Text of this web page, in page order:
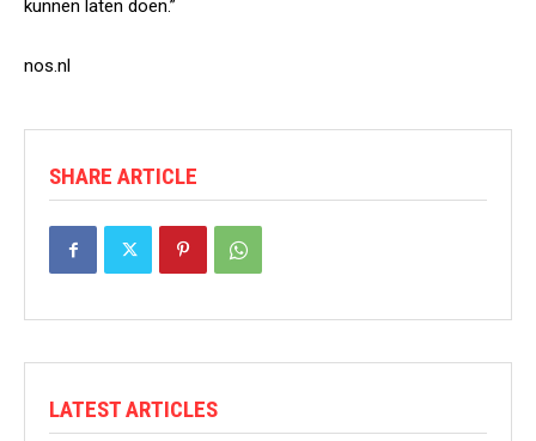
kunnen laten doen.”
nos.nl
SHARE ARTICLE
LATEST ARTICLES